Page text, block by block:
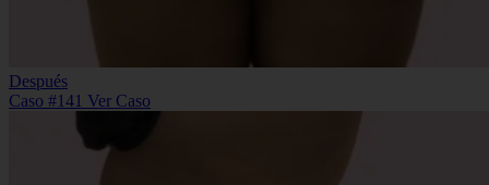
Después
Caso #141 Ver Caso